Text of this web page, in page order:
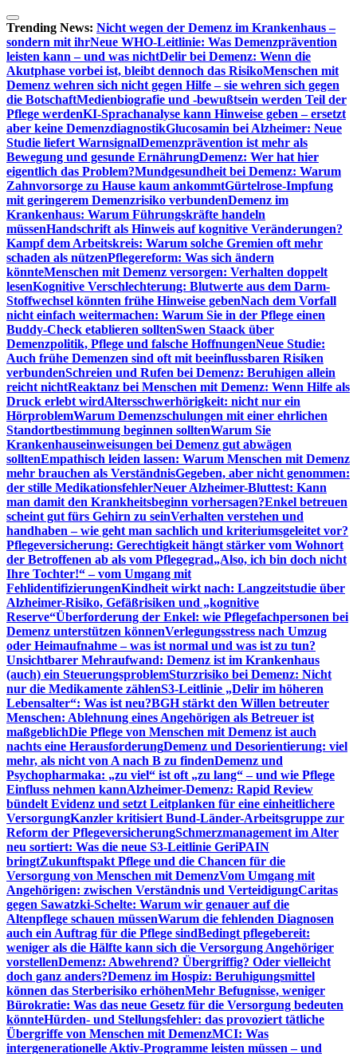
Zum
Inhalt
springen
Trending News: Nicht wegen der Demenz im Krankenhaus –
sondern mit ihrNeue WHO-Leitlinie: Was Demenzprävention
leisten kann – und was nichtDelir bei Demenz: Wenn die
Akutphase vorbei ist, bleibt dennoch das RisikoMenschen mit
Demenz wehren sich nicht gegen Hilfe – sie wehren sich gegen
die BotschaftMedienbiografie und -bewußtsein werden Teil der
Pflege werdenKI-Sprachanalyse kann Hinweise geben – ersetzt
aber keine DemenzdiagnostikGlucosamin bei Alzheimer: Neue
Studie liefert WarnsignalDemenzprävention ist mehr als
Bewegung und gesunde ErnährungDemenz: Wer hat hier
eigentlich das Problem?Mundgesundheit bei Demenz: Warum
Zahnvorsorge zu Hause kaum ankommtGürtelrose-Impfung
mit geringerem Demenzrisiko verbundenDemenz im
Krankenhaus: Warum Führungskräfte handeln
müssenHandschrift als Hinweis auf kognitive Veränderungen?
Kampf dem Arbeitskreis: Warum solche Gremien oft mehr
schaden als nützenPflegereform: Was sich ändern
könnteMenschen mit Demenz versorgen: Verhalten doppelt
lesenKognitive Verschlechterung: Blutwerte aus dem Darm-
Stoffwechsel könnten frühe Hinweise gebenNach dem Vorfall
nicht einfach weitermachen: Warum Sie in der Pflege einen
Buddy-Check etablieren solltenSwen Staack über
Demenzpolitik, Pflege und falsche HoffnungenNeue Studie:
Auch frühe Demenzen sind oft mit beeinflussbaren Risiken
verbundenSchreien und Rufen bei Demenz: Beruhigen allein
reicht nichtReaktanz bei Menschen mit Demenz: Wenn Hilfe als
Druck erlebt wirdAltersschwerhörigkeit: nicht nur ein
HörproblemWarum Demenzschulungen mit einer ehrlichen
Standortbestimmung beginnen solltenWarum Sie
Krankenhauseinweisungen bei Demenz gut abwägen
solltenEmpathisch leiden lassen: Warum Menschen mit Demenz
mehr brauchen als VerständnisGegeben, aber nicht genommen:
der stille MedikationsfehlerNeuer Alzheimer-Bluttest: Kann
man damit den Krankheitsbeginn vorhersagen?Enkel betreuen
scheint gut fürs Gehirn zu seinVerhalten verstehen und
handhaben – wie geht man sachlich und kriteriumsgeleitet vor?
Pflegeversicherung: Gerechtigkeit hängt stärker vom Wohnort
der Betroffenen ab als vom Pflegegrad„Also, ich bin doch nicht
Ihre Tochter!“ – vom Umgang mit
FehlidentifizierungenKindheit wirkt nach: Langzeitstudie über
Alzheimer-Risiko, Gefäßrisiken und „kognitive
Reserve“Überforderung der Enkel: wie Pflegefachpersonen bei
Demenz unterstützen könnenVerlegungsstress nach Umzug
oder Heimaufnahme – was ist normal und was ist zu tun?
Unsichtbarer Mehraufwand: Demenz ist im Krankenhaus
(auch) ein SteuerungsproblemSturzrisiko bei Demenz: Nicht
nur die Medikamente zählenS3-Leitlinie „Delir im höheren
Lebensalter“: Was ist neu?BGH stärkt den Willen betreuter
Menschen: Ablehnung eines Angehörigen als Betreuer ist
maßgeblichDie Pflege von Menschen mit Demenz ist auch
nachts eine HerausforderungDemenz und Desorientierung: viel
mehr, als nicht von A nach B zu findenDemenz und
Psychopharmaka: „zu viel“ ist oft „zu lang“ – und wie Pflege
Einfluss nehmen kannAlzheimer-Demenz: Rapid Review
bündelt Evidenz und setzt Leitplanken für eine einheitlichere
VersorgungKanzler kritisiert Bund-Länder-Arbeitsgruppe zur
Reform der PflegeversicherungSchmerzmanagement im Alter
neu sortiert: Was die neue S3-Leitlinie GeriPAIN
bringtZukunftspakt Pflege und die Chancen für die
Versorgung von Menschen mit DemenzVom Umgang mit
Angehörigen: zwischen Verständnis und VerteidigungCaritas
gegen Sawatzki-Schelte: Warum wir genauer auf die
Altenpflege schauen müssenWarum die fehlenden Diagnosen
auch ein Auftrag für die Pflege sindBedingt pflegebereit:
weniger als die Hälfte kann sich die Versorgung Angehöriger
vorstellenDemenz: Abwehrend? Übergriffig? Oder vielleicht
doch ganz anders?Demenz im Hospiz: Beruhigungsmittel
können das Sterberisiko erhöhenMehr Befugnisse, weniger
Bürokratie: Was das neue Gesetz für die Versorgung bedeuten
könnteHürden- und Stellungsfehler: das provoziert tätliche
Übergriffe von Menschen mit DemenzMCI: Was
intergenerationelle Aktiv-Programme leisten müssen – und